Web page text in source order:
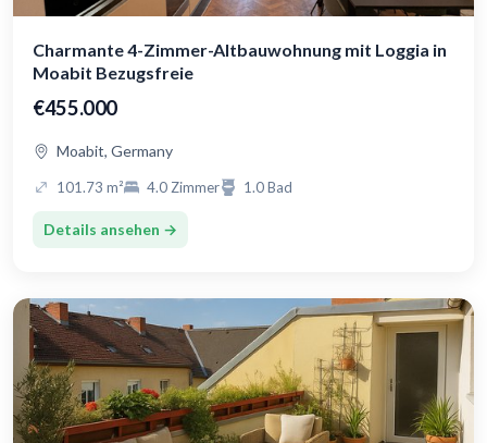
Charmante 4-Zimmer-Altbauwohnung mit Loggia in
Moabit Bezugsfreie
€455.000
Moabit, Germany
101.73 m² 4.0 Zimmer 1.0 Bad
Details ansehen →